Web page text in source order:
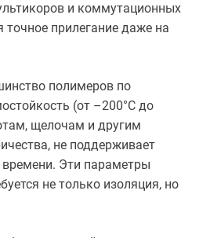
и коммутационных
точное прилегание даже на
полимеров по
(от –200°C до
щелочам и другим
не поддерживает
времени. Эти параметры
не только изоляция, но